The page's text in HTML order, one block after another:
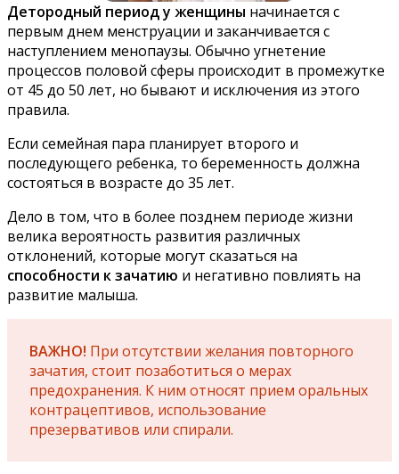
Детородный период у женщины начинается с
первым днем менструации и заканчивается с
наступлением менопаузы. Обычно угнетение
процессов половой сферы происходит в промежутке
от 45 до 50 лет, но бывают и исключения из этого
правила.
Если семейная пара планирует второго и
последующего ребенка, то беременность должна
состояться в возрасте до 35 лет.
Дело в том, что в более позднем периоде жизни
велика вероятность развития различных
отклонений, которые могут сказаться на
способности к зачатию и негативно повлиять на
развитие малыша.
ВАЖНО! При отсутствии желания повторного
зачатия, стоит позаботиться о мерах
предохранения. К ним относят прием оральных
контрацептивов, использование
презервативов или спирали.